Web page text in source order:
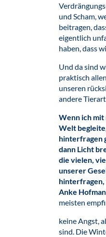
und Scham,
beitragen,
eigentlich
haben, dass
Und da sind
praktisch
unseren
andere
Wenn ich mit
Welt
hinterfragen
dann Licht
die vielen,
unserer
hinterfragen,
Anke
meisten
keine Angst,
sind. Die